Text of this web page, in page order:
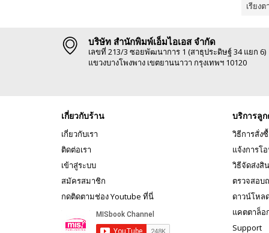
เรียง
บริษัท สำนักพิมพ์เอ็มไอเอส จำกัด
เลขที่ 213/3 ซอยพัฒนาการ 1 (สาธุประดิษฐ์ 34 แยก 6)
แขวงบางโพงพาง เขตยานนาวา กรุงเทพฯ 10120
เกี่ยวกับร้าน
เกี่ยวกับเรา
ติดต่อเรา
เข้าสู่ระบบ
สมัครสมาชิก
กดติดตามช่อง Youtube ที่นี่
บริการลู
วิธีการสั่ง
แจ้งการโ
วิธีจัดส่งสิ
ตรวจสอบ
ดาวน์โหล
แคตตาล็อ
Support